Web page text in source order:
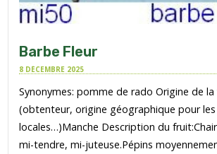
Barbe Fleur
8 DÉCEMBRE 2025
Synonymes: pomme de rado Origine de la
(obtenteur, origine géographique pour
locales…)Manche Description du
mi-tendre, mi-juteuse.Pépins